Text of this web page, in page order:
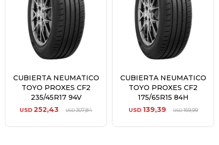
CUBIERTA NEUMATICO
TOYO PROXES CF2
235/45R17 94V
USD 252,43 USD307,84
CUBIERTA NEUMATICO
TOYO PROXES CF2
175/65R15 84H
USD 139,39 USD169,99